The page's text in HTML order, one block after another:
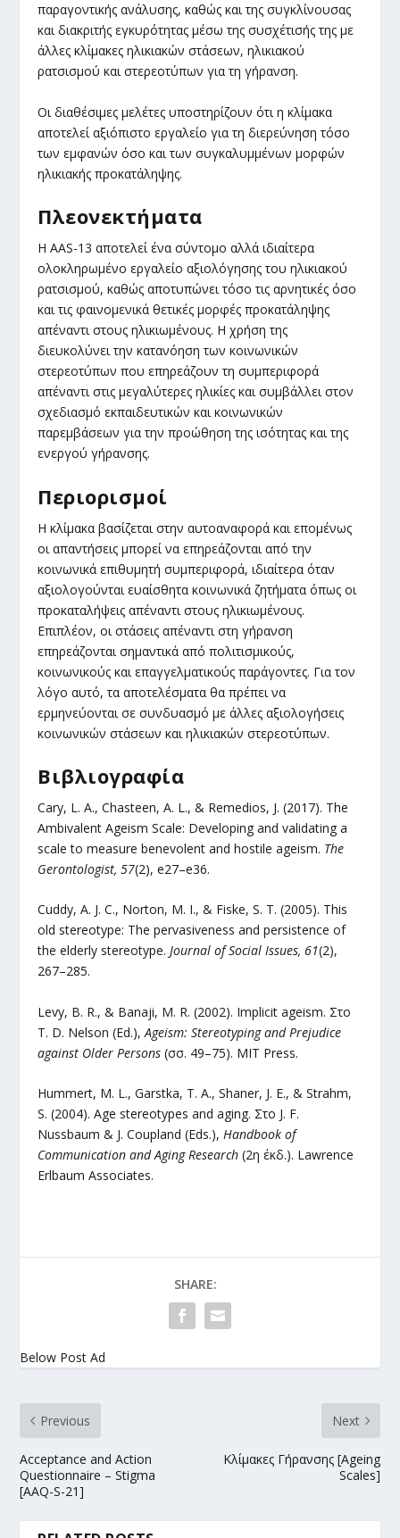
παραγοντικής ανάλυσης, καθώς και της συγκλίνουσας
και διακριτής εγκυρότητας μέσω της συσχέτισής της με
άλλες κλίμακες ηλικιακών στάσεων, ηλικιακού
ρατσισμού και στερεοτύπων για τη γήρανση.
Οι διαθέσιμες μελέτες υποστηρίζουν ότι η κλίμακα
αποτελεί αξιόπιστο εργαλείο για τη διερεύνηση τόσο
των εμφανών όσο και των συγκαλυμμένων μορφών
ηλικιακής προκατάληψης.
Πλεονεκτήματα
Η AAS-13 αποτελεί ένα σύντομο αλλά ιδιαίτερα
ολοκληρωμένο εργαλείο αξιολόγησης του ηλικιακού
ρατσισμού, καθώς αποτυπώνει τόσο τις αρνητικές όσο
και τις φαινομενικά θετικές μορφές προκατάληψης
απέναντι στους ηλικιωμένους. Η χρήση της
διευκολύνει την κατανόηση των κοινωνικών
στερεοτύπων που επηρεάζουν τη συμπεριφορά
απέναντι στις μεγαλύτερες ηλικίες και συμβάλλει στον
σχεδιασμό εκπαιδευτικών και κοινωνικών
παρεμβάσεων για την προώθηση της ισότητας και της
ενεργού γήρανσης.
Περιορισμοί
Η κλίμακα βασίζεται στην αυτοαναφορά και επομένως
οι απαντήσεις μπορεί να επηρεάζονται από την
κοινωνικά επιθυμητή συμπεριφορά, ιδιαίτερα όταν
αξιολογούνται ευαίσθητα κοινωνικά ζητήματα όπως οι
προκαταλήψεις απέναντι στους ηλικιωμένους.
Επιπλέον, οι στάσεις απέναντι στη γήρανση
επηρεάζονται σημαντικά από πολιτισμικούς,
κοινωνικούς και επαγγελματικούς παράγοντες. Για τον
λόγο αυτό, τα αποτελέσματα θα πρέπει να
ερμηνεύονται σε συνδυασμό με άλλες αξιολογήσεις
κοινωνικών στάσεων και ηλικιακών στερεοτύπων.
Βιβλιογραφία
Cary, L. A., Chasteen, A. L., & Remedios, J. (2017). The
Ambivalent Ageism Scale: Developing and validating a
scale to measure benevolent and hostile ageism. The
Gerontologist, 57(2), e27–e36.
Cuddy, A. J. C., Norton, M. I., & Fiske, S. T. (2005). This
old stereotype: The pervasiveness and persistence of
the elderly stereotype.Journal of Social Issues, 61(2),
267–285.
Levy, B. R., & Banaji, M. R. (2002). Implicit ageism. Στο
T. D. Nelson (Ed.),Ageism: Stereotyping and Prejudice
against Older Persons (σσ. 49–75). MIT Press.
Hummert, M. L., Garstka, T. A., Shaner, J. E., & Strahm,
S. (2004). Age stereotypes and aging. Στο J. F.
Nussbaum & J. Coupland (Eds.),Handbook of
Communication and Aging Research (2η έκδ.). Lawrence
Erlbaum Associates.
SHARE:
Below Post Ad
Previous
Acceptance and Action
Questionnaire – Stigma
[AAQ-S-21]
Next
Κλίμακες Γήρανσης [Ageing
Scales]